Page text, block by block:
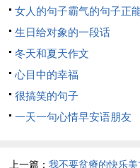
女人的句子霸气的句子正
生日给对象的一段话
冬天和夏天作文
心目中的幸福
很搞笑的句子
一天一句心情早安语朋友
上一篇：我不要贫瘠的快乐美